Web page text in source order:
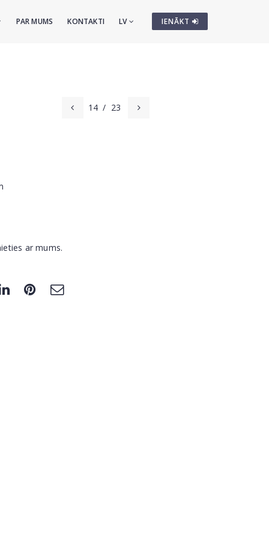
IENĀKT
PAR MUMS KONTAKTI LV
14 / 23
ar mums.